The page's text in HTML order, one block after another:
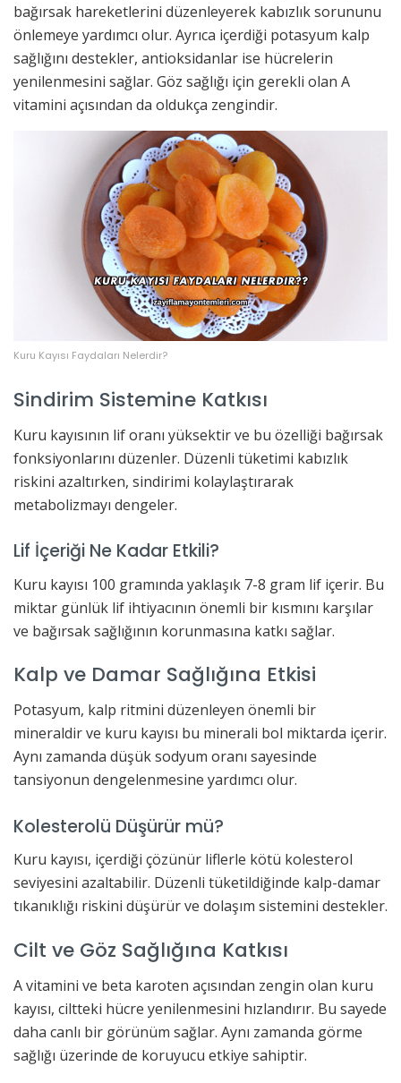
bağırsak hareketlerini düzenleyerek kabızlık sorununu
önlemeye yardımcı olur. Ayrıca içerdiği potasyum kalp
sağlığını destekler, antioksidanlar ise hücrelerin
yenilenmesini sağlar. Göz sağlığı için gerekli olan A
vitamini açısından da oldukça zengindir.
Kuru Kayısı Faydaları Nelerdir?
Sindirim Sistemine Katkısı
Kuru kayısının lif oranı yüksektir ve bu özelliği bağırsak
fonksiyonlarını düzenler. Düzenli tüketimi kabızlık
riskini azaltırken, sindirimi kolaylaştırarak
metabolizmayı dengeler.
Lif İçeriği Ne Kadar Etkili?
Kuru kayısı 100 gramında yaklaşık 7-8 gram lif içerir. Bu
miktar günlük lif ihtiyacının önemli bir kısmını karşılar
ve bağırsak sağlığının korunmasına katkı sağlar.
Kalp ve Damar Sağlığına Etkisi
Potasyum, kalp ritmini düzenleyen önemli bir
mineraldir ve kuru kayısı bu minerali bol miktarda içerir.
Aynı zamanda düşük sodyum oranı sayesinde
tansiyonun dengelenmesine yardımcı olur.
Kolesterolü Düşürür mü?
Kuru kayısı, içerdiği çözünür liflerle kötü kolesterol
seviyesini azaltabilir. Düzenli tüketildiğinde kalp-damar
tıkanıklığı riskini düşürür ve dolaşım sistemini destekler.
Cilt ve Göz Sağlığına Katkısı
A vitamini ve beta karoten açısından zengin olan kuru
kayısı, ciltteki hücre yenilenmesini hızlandırır. Bu sayede
daha canlı bir görünüm sağlar. Aynı zamanda görme
sağlığı üzerinde de koruyucu etkiye sahiptir.